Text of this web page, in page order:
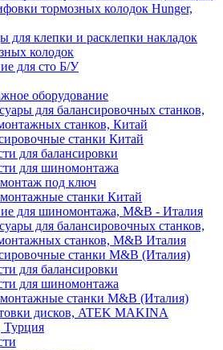
тормозных колодок Hunger,
для клепки и расклепки накладок
колодок
для сто Б/У
оборудование
для балансировочных станков,
станков, Китай
станки Китай
для балансировки
для шиномонтажа
под ключ
станки Китай
для шиномонтажа, M&B - Италия
для балансировочных станков,
станков, M&B Италия
станки M&B (Италия)
для балансировки
для шиномонтажа
станки M&B (Италия)
дисков, ATEK MAKINA
Турция